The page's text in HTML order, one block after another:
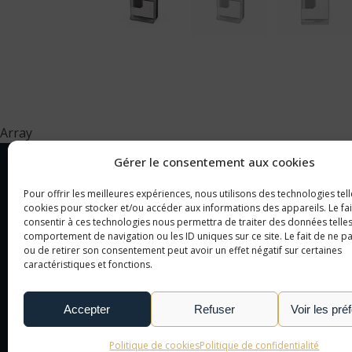
Gérer le consentement aux cookies
Pour offrir les meilleures expériences, nous utilisons des technologies
cookies pour stocker et/ou accéder aux informations des appareils. Le
consentir à ces technologies nous permettra de traiter des données
comportement de navigation ou les ID uniques sur ce site. Le fait de ne
ou de retirer son consentement peut avoir un effet négatif sur certaines
caractéristiques et fonctions.
Accepter Refuser Voir les
Politique de cookiesPolitique de confidentialité
Array
NOTRE SOCIÉTÉ
NOTRE AGENCE
NOTRE DÉMARCHE
NOUS CONTACTER
LE MONDE DE L'OBJET
PUBLICITAIRE